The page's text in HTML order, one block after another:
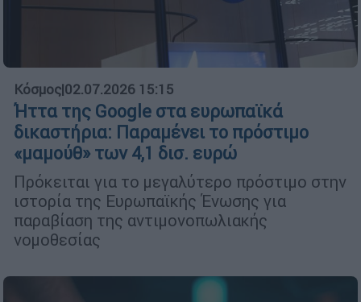
Κόσμος|02.07.2026 15:15
Ήττα της Google στα ευρωπαϊκά
δικαστήρια: Παραμένει το πρόστιμο
«μαμούθ» των 4,1 δισ. ευρώ
Πρόκειται για το μεγαλύτερο πρόστιμο στην
ιστορία της Ευρωπαϊκής Ένωσης για
παραβίαση της αντιμονοπωλιακής
νομοθεσίας